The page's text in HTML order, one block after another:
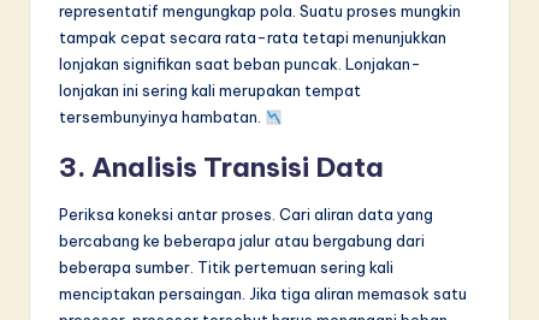
representatif mengungkap pola. Suatu proses mungkin
tampak cepat secara rata-rata tetapi menunjukkan
lonjakan signifikan saat beban puncak. Lonjakan-
lonjakan ini sering kali merupakan tempat
tersembunyinya hambatan.
3. Analisis Transisi Data
Periksa koneksi antar proses. Cari aliran data yang
bercabang ke beberapa jalur atau bergabung dari
beberapa sumber. Titik pertemuan sering kali
menciptakan persaingan. Jika tiga aliran memasok satu